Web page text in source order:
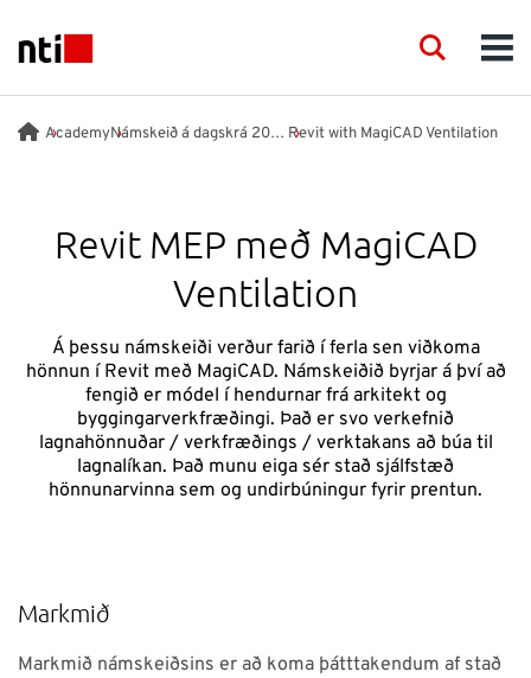
NTI logo
FAGSVIÐ
ACADEMY
VIÐBURÐIR
INNSÝN
Search
Academy Námskeið á dagskrá 2026 Revit with MagiCAD Ventilation
Revit MEP með MagiCAD
Ventilation
Á þessu námskeiði verður farið í ferla sen viðkoma
hönnun í Revit með MagiCAD. Námskeiðið byrjar á því að
fengið er módel í hendurnar frá arkitekt og
byggingarverkfræðingi. Það er svo verkefnið
lagnahönnuðar / verkfræðings / verktakans að búa til
lagnalíkan. Það munu eiga sér stað sjálfstæð
hönnunarvinna sem og undirbúningur fyrir prentun.
Markmið
Markmið námskeiðsins er að koma þátttakendum af stað